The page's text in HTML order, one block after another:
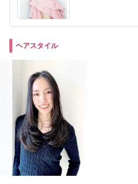
ヘアスタイル